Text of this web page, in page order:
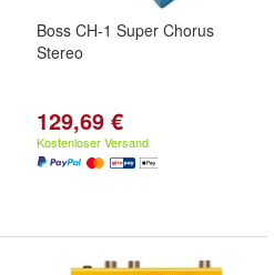
Boss CH-1 Super Chorus
Stereo
129,69 €
Kostenloser Versand